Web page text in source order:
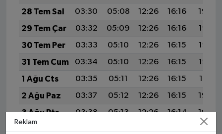
28 Tem Sal
03:30 05:08 12:26 16:16
19:34
29 Tem Çar
03:32 05:09 12:26 16:16
19:33
30 Tem Per
03:33 05:10 12:26 16:15
19:32
31 Tem Cum
03:34 05:10 12:26 16:15
19:32
1 Ağu Cts
03:35 05:11 12:26 16:15
19:31
2 Ağu Paz
03:37 05:12 12:26 16:15
19:30
3 Ağu Pts
03:38 05:13 12:26 16:14
19:29
Reklam